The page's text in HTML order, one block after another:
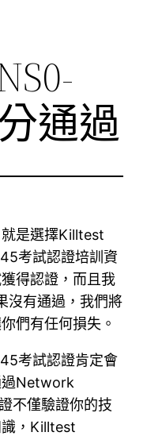
通過
是選擇Killtest
考試認證培訓資
得認證，而且我
沒有通過，我們將
們有任何損失。
考試認證肯定會
過Network
不僅驗證你的技
，Killtest